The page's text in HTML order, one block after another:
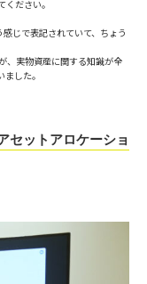
ださい。
じで表記されていて、ちょう
、実物資産に関する知識が全
した。
セットアロケーショ